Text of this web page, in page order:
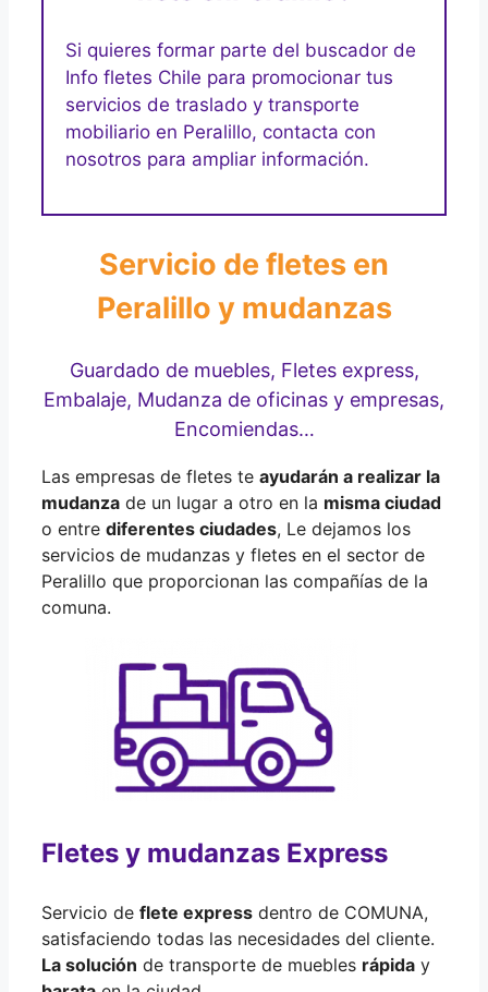
Si quieres formar parte del buscador de
Info fletes Chile para promocionar tus
servicios de traslado y transporte
mobiliario en Peralillo, contacta con
nosotros para ampliar información.
Servicio de fletes en
Peralillo y mudanzas
Guardado de muebles, Fletes express,
Embalaje, Mudanza de oficinas y empresas,
Encomiendas…
Las empresas de fletes te ayudarán a realizar la
mudanza de un lugar a otro en la misma ciudad
o entre diferentes ciudades, Le dejamos los
servicios de mudanzas y fletes en el sector de
Peralillo que proporcionan las compañías de la
comuna.
Fletes y mudanzas Express
Servicio de flete express dentro de COMUNA,
satisfaciendo todas las necesidades del cliente.
La solución de transporte de muebles rápida y